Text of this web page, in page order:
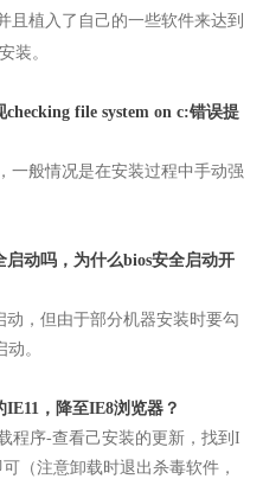
且植入了自己的一些软件来达到
装。
file system on c:错误提
一般情况是在安装过程中手动强
动吗，为什么bios安全启动开
，但由于部分机器安装时要勾
。
，降至IE8浏览器？
程序-查看己安装的更新，找到I
（注意卸载时退出杀毒软件，